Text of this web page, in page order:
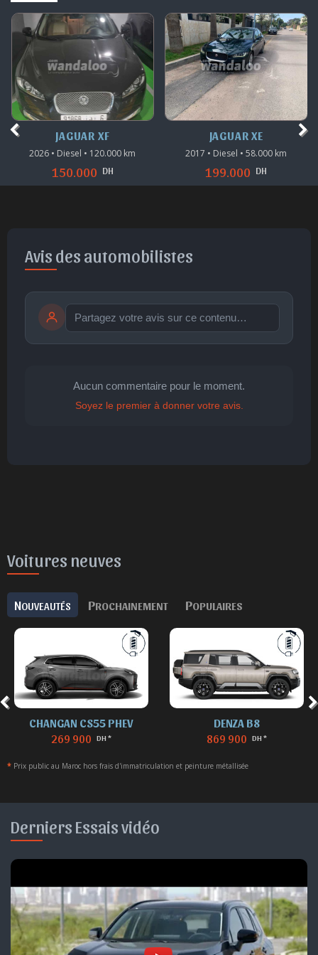
JAGUAR XE
2017 • Diesel • 58.000 km
199.000 DH
JAGUAR XE
2019 • Diesel • 139.500 km
235.000 DH
Avis des automobilistes
publication immédiate Publier
Aucun commentaire pour le moment.
Soyez le premier à donner votre avis.
Voitures neuves
NOUVEAUTÉS PROCHAINEMENT POPULAIRES
CHANGAN CS55 PHEV
269 900 DH *
DENZA B8
869 900 DH *
* Prix public au Maroc hors frais d'immatriculation et peinture métallisée
Derniers Essais vidéo